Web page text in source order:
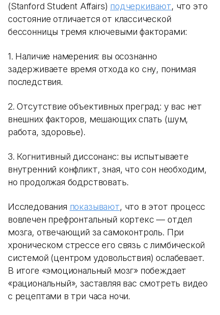
(Stanford Student Affairs) подчеркивают, что это
состояние отличается от классической
бессонницы тремя ключевыми факторами:
1. Наличие намерения: вы осознанно
задерживаете время отхода ко сну, понимая
последствия.
2. Отсутствие объективных преград: у вас нет
внешних факторов, мешающих спать (шум,
работа, здоровье).
3. Когнитивный диссонанс: вы испытываете
внутренний конфликт, зная, что сон необходим,
но продолжая бодрствовать.
Исследования показывают, что в этот процесс
вовлечен префронтальный кортекс — отдел
мозга, отвечающий за самоконтроль. При
хроническом стрессе его связь с лимбической
системой (центром удовольствия) ослабевает.
В итоге «эмоциональный мозг» побеждает
«рациональный», заставляя вас смотреть видео
с рецептами в три часа ночи.